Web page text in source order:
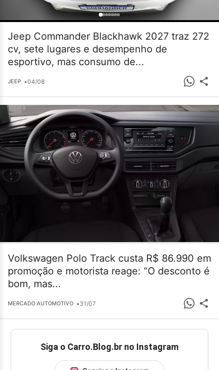
Jeep Commander Blackhawk 2027 traz 272
cv, sete lugares e desempenho de
esportivo, mas consumo de...
JEEP •04/08
Volkswagen Polo Track custa R$ 86.990 em
promoção e motorista reage: “O desconto é
bom, mas...
MERCADO AUTOMOTIVO •31/07
Siga o Carro.Blog.br no Instagram